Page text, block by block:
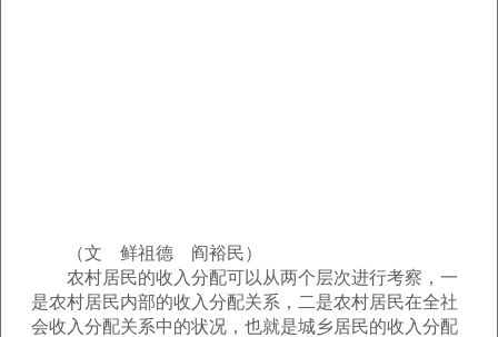
（文 鲜祖德 阎裕民）
农村居民的收入分配可以从两个层次进行考察，一
是农村居民内部的收入分配关系，二是农村居民在全社
会收入分配关系中的状况，也就是城乡居民的收入分配